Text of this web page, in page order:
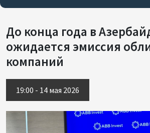
До конца года в
ожидается эмиссия
компаний
19:00 - 14 мая 2026